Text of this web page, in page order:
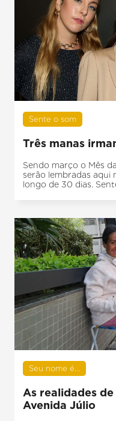
Sente o som
Três manas
Sendo março o Mês
serão lembradas aqui
longo de 30 dias.
Seu nome é...
As realidades
Avenida Júlio